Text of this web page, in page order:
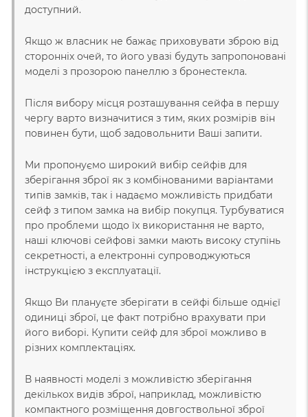
доступний.
Якщо ж власник не бажає приховувати зброю від
сторонніх очей, то його увазі будуть запропоновані
моделі з прозорою панеллю з бронестекла.
Після вибору місця розташування сейфа в першу
чергу варто визначитися з тим, яких розмірів він
повинен бути, щоб задовольнити Ваші запити.
Ми пропонуємо широкий вибір сейфів для
зберігання зброї як з комбінованими варіантами
типів замків, так і надаємо можливість придбати
сейф з типом замка на вибір покупця. Турбуватися
про проблеми щодо їх використання не варто,
наші ключові сейфові замки мають високу ступінь
секретності, а електронні супроводжуються
інструкцією з експлуатації.
Якщо Ви плануєте зберігати в сейфі більше однієї
одиниці зброї, це факт потрібно врахувати при
його виборі. Купити сейф для зброї можливо в
різних комплектаціях.
В наявності моделі з можливістю зберігання
декількох видів зброї, наприклад, можливістю
компактного розміщення довгоствольної зброї